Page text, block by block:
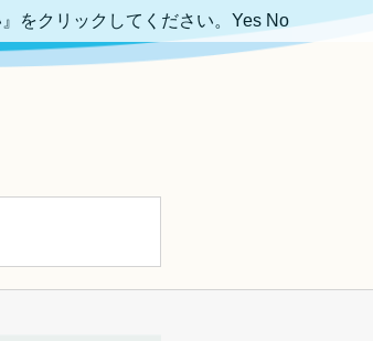
をクリックしてください。 Yes No